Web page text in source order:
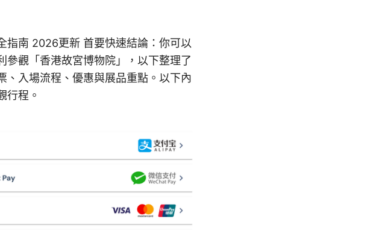
指南 2026更新 首要快速結論：你可以
觀「香港故宮博物院」，以下整理了
、入場流程、優惠與展品重點。以下內
行程。